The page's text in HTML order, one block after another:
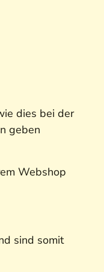
dies bei der
geben
Webshop
sind somit